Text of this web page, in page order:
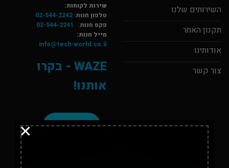
×
השירותים שלנו
תקנון האתר
אודותינו
צור קשר
שירות לקוחות:
טלפון חנות:
02-544-2242
פקס חנות:
02-544-2241
מייל חנות:
info@tech-world.co.il
WAZE - בקרו
אותנו!